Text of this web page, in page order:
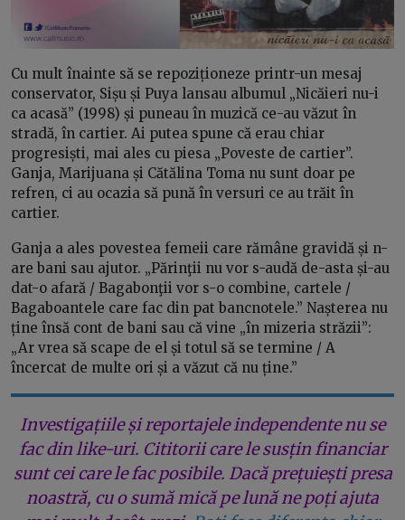
Cu mult înainte să se repoziționeze printr-un mesaj
conservator, Sișu și Puya lansau albumul „Nicăieri nu-i
ca acasă” (1998) și puneau în muzică ce-au văzut în
stradă, în cartier. Ai putea spune că erau chiar
progresiști, mai ales cu piesa „Poveste de cartier”.
Ganja, Marijuana și Cătălina Toma nu sunt doar pe
refren, ci au ocazia să pună în versuri ce au trăit în
cartier.
Ganja a ales povestea femeii care rămâne gravidă și n-
are bani sau ajutor. „Părinţii nu vor s-audă de-asta și-au
dat-o afară / Bagabonţii vor s-o combine, cartele /
Bagaboantele care fac din pat bancnotele.” Nașterea nu
ține însă cont de bani sau că vine „în mizeria străzii”:
„Ar vrea să scape de el și totul să se termine / A
încercat de multe ori și a văzut că nu ține.”
Investigațiile și reportajele independente nu se
fac din like-uri. Cititorii care le susțin financiar
sunt cei care le fac posibile. Dacă prețuiești presa
noastră, cu o sumă mică pe lună ne poți ajuta